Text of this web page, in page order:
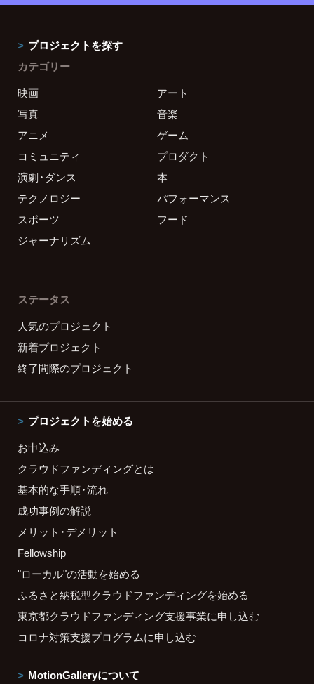
プロジェクトを探す
カテゴリー
映画
アート
写真
音楽
アニメ
ゲーム
コミュニティ
プロダクト
演劇・ダンス
本
テクノロジー
パフォーマンス
スポーツ
フード
ジャーナリズム
ステータス
人気のプロジェクト
新着プロジェクト
終了間際のプロジェクト
プロジェクトを始める
お申込み
クラウドファンディングとは
基本的な手順・流れ
成功事例の解説
メリット・デメリット
Fellowship
"ローカル"の活動を始める
ふるさと納税型クラウドファンディングを始める
東京都クラウドファンディング支援事業に申し込む
コロナ対策支援プログラムに申し込む
MotionGalleryについて